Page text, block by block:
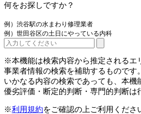
何をお探しですか？
例）渋谷駅の水まわり修理業者
例）世田谷区の土日にやっている内科
※本機能は検索内容から推定されるエ
事業者情報の検索を補助するものです。
いかなる内容の検索であっても、本機
優劣評価・断定的判断・専門的判断は
※利用規約をご確認の上ご利用くださ